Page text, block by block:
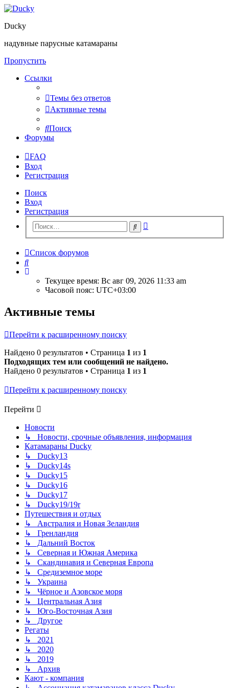
Ducky
надувные парусные катамараны
Пропустить
Ссылки
Темы без ответов
Активные темы
Поиск
Форумы
FAQ
Вход
Регистрация
Поиск
Вход
Регистрация
Поиск
Список форумов
Поиск
Текущее время: Вс авг 09, 2026 11:33 am
Часовой пояс: UTC+03:00
Активные темы
Перейти к расширенному поиску
Найдено 0 результатов • Страница 1 из 1
Подходящих тем или сообщений не найдено.
Найдено 0 результатов • Страница 1 из 1
Перейти к расширенному поиску
Перейти
Новости
↳ Новости, срочные объявления, информация
Катамараны Ducky
↳ Ducky13
↳ Ducky14s
↳ Ducky15
↳ Ducky16
↳ Ducky17
↳ Ducky19/19r
Путешествия и отдых
↳ Австралия и Новая Зеландия
↳ Гренландия
↳ Дальний Восток
↳ Северная и Южная Америка
↳ Скандинавия и Северная Европа
↳ Средиземное море
↳ Украина
↳ Чёрное и Азовское моря
↳ Центральная Азия
↳ Юго-Восточная Азия
↳ Другое
Регаты
↳ 2021
↳ 2020
↳ 2019
↳ Архив
Кают - компания